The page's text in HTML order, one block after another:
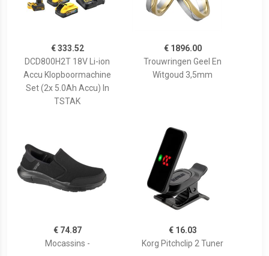
€ 333.52
DCD800H2T 18V Li-ion
Accu Klopboormachine
Set (2x 5.0Ah Accu) In
TSTAK
€ 1896.00
Trouwringen Geel En
Witgoud 3,5mm
€ 74.87
Mocassins -
€ 16.03
Korg Pitchclip 2 Tuner